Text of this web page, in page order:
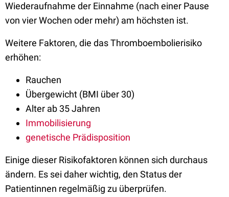
Wiederaufnahme der Einnahme (nach einer Pause
von vier Wochen oder mehr) am höchsten ist.
Weitere Faktoren, die das Thromboembolierisiko
erhöhen:
Rauchen
Übergewicht (BMI über 30)
Alter ab 35 Jahren
Immobilisierung
genetische Prädisposition
Einige dieser Risikofaktoren können sich durchaus
ändern. Es sei daher wichtig, den Status der
Patientinnen regelmäßig zu überprüfen.